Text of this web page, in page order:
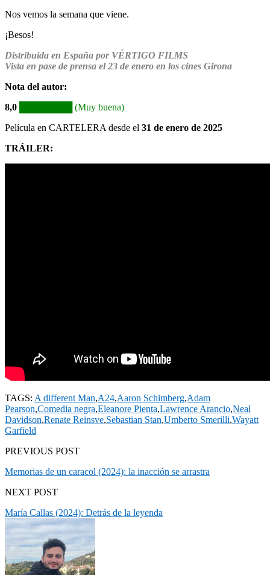
Nos vemos la semana que viene.
¡Besos!
Distribuida en España por VÉRTIGO FILMS
Vista en pase de prensa el 23 de enero en los cines Girona
Nota del autor:
8,0 ████████ (Muy buena)
Película en CARTELERA desde el 31 de enero de 2025
TRÁILER:
TAGS: A different Man,A24,Aaron Schimberg,Adam
Pearson,Comedia negra,Eleanore Pienta,Lawrence Arancio,Neal
Davidson,Renate Reinsve,Sebastian Stan,Umberto Smerilli,Wayatt
Garfield
PREVIOUS POST
Memorias de un caracol (2024): la inacción se arrastra
NEXT POST
María Callas (2024): Detrás de la leyenda